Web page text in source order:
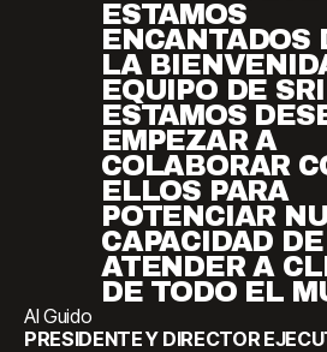
ESTAMOS
ENCANTADOS
LA
EQUIPO DE
ESTAMOS
EMPEZAR A
COLABORAR
ELLOS PARA
POTENCIAR
CAPACIDAD DE
ATENDER A
DE TODO EL
Al Guido
PRESIDENTE Y DIRECTOR